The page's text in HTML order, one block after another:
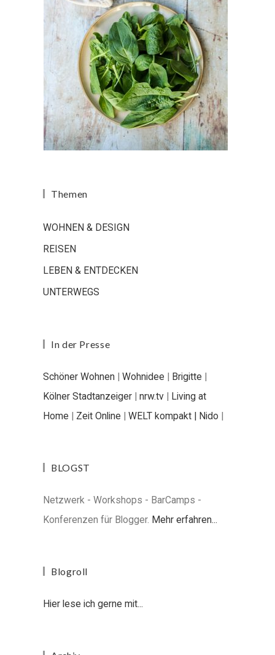
Themen
WOHNEN & DESIGN
REISEN
LEBEN & ENTDECKEN
UNTERWEGS
In der Presse
Schöner Wohnen | Wohnidee | Brigitte |
Kölner Stadtanzeiger | nrw.tv | Living at
Home | Zeit Online | WELT kompakt | Nido |
BLOGST
Netzwerk - Workshops - BarCamps -
Konferenzen für Blogger. Mehr erfahren...
Blogroll
Hier lese ich gerne mit...